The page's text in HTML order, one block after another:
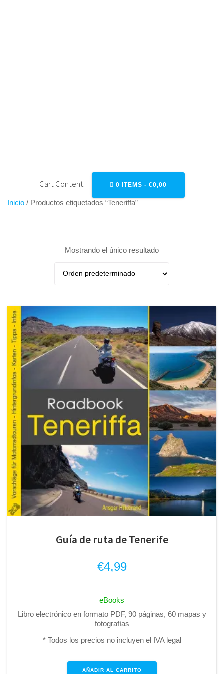
Cart Content: 0 ITEMS - €0,00
Inicio / Productos etiquetados “Teneriffa”
Mostrando el único resultado
Guía de ruta de Tenerife
€4,99
eBooks
Libro electrónico en formato PDF, 90 páginas, 60 mapas y
fotografías
* Todos los precios no incluyen el IVA legal
AÑADIR AL CARRITO